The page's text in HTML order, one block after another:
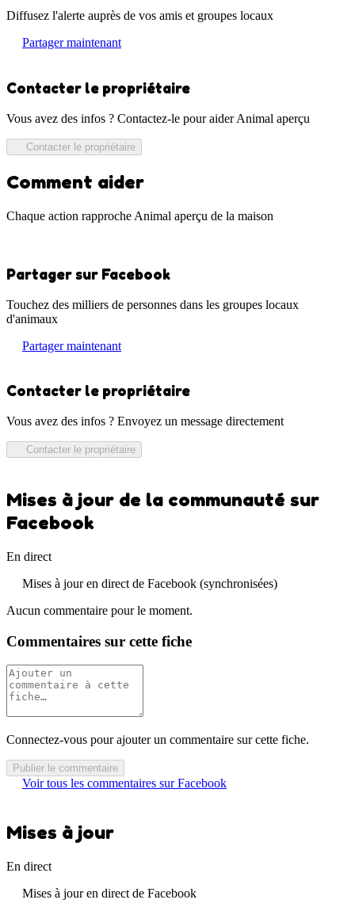
Diffusez l'alerte auprès de vos amis et groupes locaux
Partager maintenant
Contacter le propriétaire
Vous avez des infos ? Contactez-le pour aider Animal aperçu
Contacter le propriétaire
Comment aider
Chaque action rapproche Animal aperçu de la maison
Partager sur Facebook
Touchez des milliers de personnes dans les groupes locaux
d'animaux
Partager maintenant
Contacter le propriétaire
Vous avez des infos ? Envoyez un message directement
Contacter le propriétaire
Mises à jour de la communauté sur
Facebook
En direct
Mises à jour en direct de Facebook (synchronisées)
Aucun commentaire pour le moment.
Commentaires sur cette fiche
Connectez-vous pour ajouter un commentaire sur cette fiche.
Publier le commentaire
Voir tous les commentaires sur Facebook
Mises à jour
En direct
Mises à jour en direct de Facebook